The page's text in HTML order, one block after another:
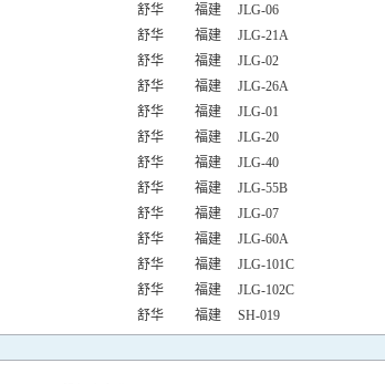
舒华 福建 JLG-06
舒华 福建 JLG-21A
舒华 福建 JLG-02
舒华 福建 JLG-26A
舒华 福建 JLG-01
舒华 福建 JLG-20
舒华 福建 JLG-40
舒华 福建 JLG-55B
舒华 福建 JLG-07
舒华 福建 JLG-60A
舒华 福建 JLG-101C
舒华 福建 JLG-102C
舒华 福建 SH-019